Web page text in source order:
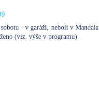
- v garáži, neboli v Mandala
(viz. výše v programu).